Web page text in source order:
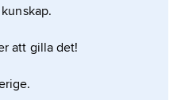
artikeln
att gilla det!